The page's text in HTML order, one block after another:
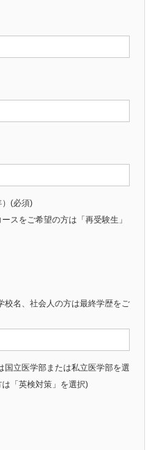
）(必須)
スをご希望の方は「再受験生」
校名、社会人の方は最終学歴をご
国立医学部または私立医学部を選
「英検対策」を選択)